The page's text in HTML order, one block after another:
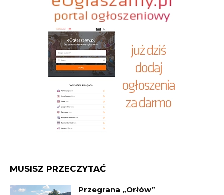
MUSISZ PRZECZYTAĆ
Przegrana „Orłów”